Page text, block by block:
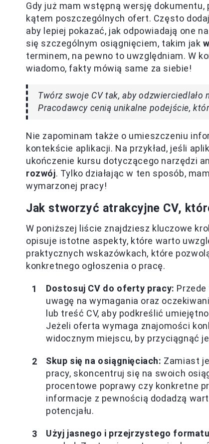
Gdy już mam wstępną wersję
kątem poszczególnych ofert. Często
aby lepiej pokazać, jak odpowiadają one
się szczególnym osiągnięciem, takim jak
terminem, na pewno to uwzględniam. W
wiadomo, fakty mówią same za siebie!
Twórz swoje CV tak, aby
Pracodawcy cenią unikalne podejście,
Nie zapominam także o umieszczeniu
kontekście aplikacji. Na przykład, jeśli
ukończenie kursu dotyczącego narzędzi
rozwój. Tylko działając w ten sposób,
wymarzonej pracy!
Jak stworzyć atrakcyjne CV,
W poniższej liście znajdziesz kluczowe
opisuje istotne aspekty, które warto
praktycznych wskazówkach, które
konkretnego ogłoszenia o pracę.
Dostosuj CV do oferty pracy:
uwagę na wymagania oraz
lub treść CV, aby podkreślić
Jeżeli oferta wymaga znajomości
widocznym miejscu, by przyciągnąć
Skup się na osiągnięciach: Zamiast
pracy, skoncentruj się na swoich
procentowe poprawy czy konkretne
informacje z pewnością dodadzą
potencjału.
Użyj jasnego i przejrzystego